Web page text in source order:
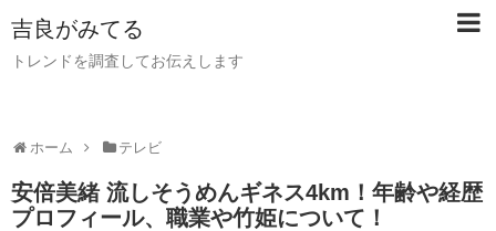
吉良がみてる
トレンドを調査してお伝えします
ホーム テレビ
安倍美緒 流しそうめんギネス4km！年齢や経歴
プロフィール、職業や竹姫について！